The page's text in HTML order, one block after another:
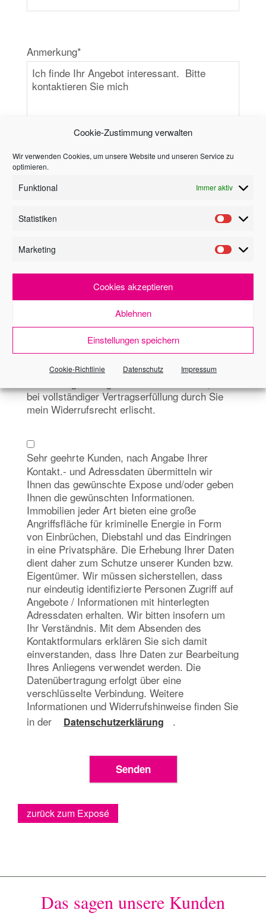
Cookie-Zustimmung verwalten
Wir verwenden Cookies, um unsere Website und unseren Service zu
optimieren.
Funktional Immer aktiv
Statistiken
Marketing
Cookies akzeptieren
Ablehnen
Einstellungen speichern
Cookie-Richtlinie Datenschutz Impressum
Anmerkung*
Widerrufsrecht
Verbraucher*
Die Widerrufsbelehrung habe ich vollständig
zur Kenntnis genommen.
Ich bin dennoch einverstanden und bitte Sie,
dass Sie vor Ende der Widerrufsfrist mit der
bei vollständiger Vertragserfüllung durch Sie
mein Widerrufsrecht erlischt.
Sehr geehrte Kunden, nach Angabe Ihrer
Kontakt.- und Adressdaten übermitteln wir
Ihnen das gewünschte Expose und/oder geben
Ihnen die gewünschten Informationen.
Immobilien jeder Art bieten eine große
Angriffsfläche für kriminelle Energie in Form
von Einbrüchen, Diebstahl und das Eindringen
in eine Privatsphäre. Die Erhebung Ihrer Daten
dient daher zum Schutze unserer Kunden bzw.
Eigentümer. Wir müssen sicherstellen, dass
nur eindeutig identifizierte Personen Zugriff auf
Angebote / Informationen mit hinterlegten
Adressdaten erhalten. Wir bitten insofern um
Ihr Verständnis. Mit dem Absenden des
Kontaktformulars erklären Sie sich damit
einverstanden, dass Ihre Daten zur Bearbeitung
Ihres Anliegens verwendet werden. Die
Datenübertragung erfolgt über eine
verschlüsselte Verbindung. Weitere
Informationen und Widerrufshinweise finden Sie
in der
Datenschutzerklärung .
zurück zum Exposé
Das sagen unsere Kunden